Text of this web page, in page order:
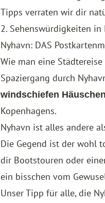
Tipps verraten wir dir
2. Sehenswürdigkeiten in
Nyhavn: DAS
Wie man eine
Spaziergang durch
windschiefen Häuschen
Kopenhagens.
Nyhavn ist alles andere
Die Gegend ist der wohl
dir Bootstouren oder
ein bisschen vom
Unser Tipp für alle, die